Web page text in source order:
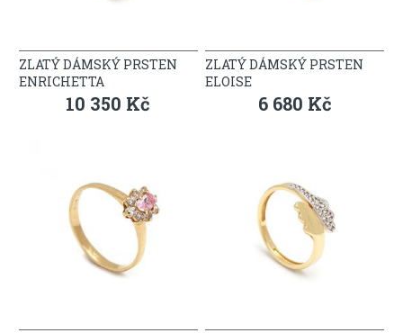
ZLATÝ DÁMSKÝ PRSTEN
ENRICHETTA
10 350 Kč
ZLATÝ DÁMSKÝ PRSTEN
ELOISE
6 680 Kč